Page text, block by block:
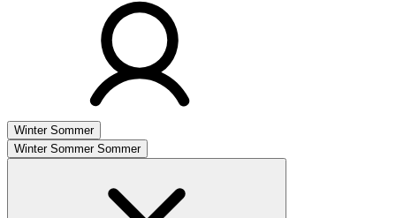
Winter Sommer
Winter Sommer Sommer